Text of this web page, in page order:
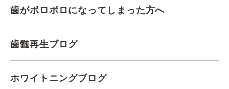
歯がボロボロになってしまった方へ
歯髄再生ブログ
ホワイトニングブログ